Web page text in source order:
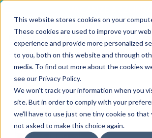
This website stores cookies on your
These cookies are used to improve your
experience and provide more personalized
to you, both on this website and through
media. To find out more about the cookies
see our Privacy Policy.
We won't track your information when you
site. But in order to comply with your
we'll have to use just one tiny cookie so that
not asked to make this choice again.
EUROPA CROAZIA
Stai visualizzando 1 prodotti | Ordina
Rilevanza